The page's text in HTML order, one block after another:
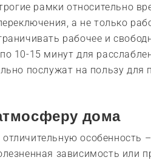
рамки относительно
а не только
рабочее и
10-15 минут для
послужат на пользу для
дома
особенность
зависимость или